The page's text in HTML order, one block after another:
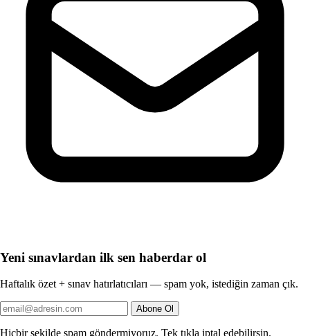
Yeni sınavlardan ilk sen haberdar ol
Haftalık özet + sınav hatırlatıcıları — spam yok, istediğin zaman çık.
Abone Ol
Hiçbir şekilde spam göndermiyoruz. Tek tıkla iptal edebilirsin.